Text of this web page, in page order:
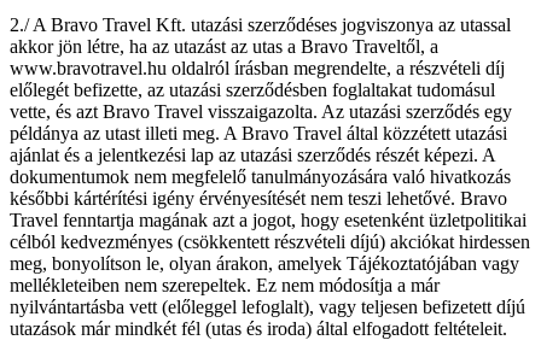
2./ A Bravo Travel Kft. utazási szerződéses jogviszonya az utassal
akkor jön létre, ha az utazást az utas a Bravo Traveltől, a
www.bravotravel.hu oldalról írásban megrendelte, a részvételi díj
előlegét befizette, az utazási szerződésben foglaltakat tudomásul
vette, és azt Bravo Travel visszaigazolta. Az utazási szerződés egy
példánya az utast illeti meg. A Bravo Travel által közzétett utazási
ajánlat és a jelentkezési lap az utazási szerződés részét képezi. A
dokumentumok nem megfelelő tanulmányozására való hivatkozás
későbbi kártérítési igény érvényesítését nem teszi lehetővé. Bravo
Travel fenntartja magának azt a jogot, hogy esetenként üzletpolitikai
célból kedvezményes (csökkentett részvételi díjú) akciókat hirdessen
meg, bonyolítson le, olyan árakon, amelyek Tájékoztatójában vagy
mellékleteiben nem szerepeltek. Ez nem módosítja a már
nyilvántartásba vett (előleggel lefoglalt), vagy teljesen befizetett díjú
utazások már mindkét fél (utas és iroda) által elfogadott feltételeit.